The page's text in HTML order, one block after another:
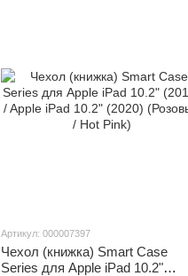
Артикул: 000007397
Чехол (книжка) Smart Case
Series для Apple iPad 10.2"